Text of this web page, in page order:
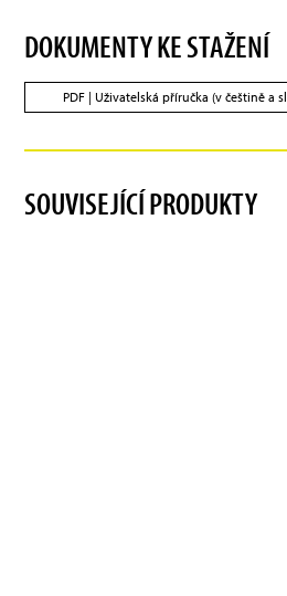
DOKUMENTY KE STAŽENÍ
PDF |Uživatelská příručka (v češtině a
SOUVISEJÍCÍ PRODUKTY